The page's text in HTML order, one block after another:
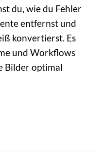
du, wie du Fehler
entfernst und
konvertierst. Es
und Workflows
Bilder optimal